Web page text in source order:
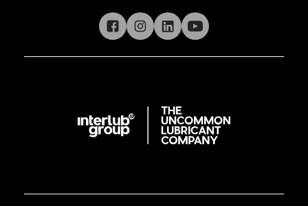
Síguenos en redes sociales